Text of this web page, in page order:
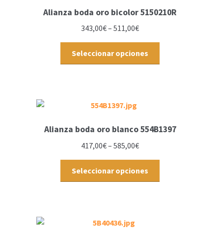
Alianza boda oro bicolor 5150210R
343,00€– 511,00€
Seleccionar opciones
Alianza boda oro blanco 554B1397
417,00€– 585,00€
Seleccionar opciones